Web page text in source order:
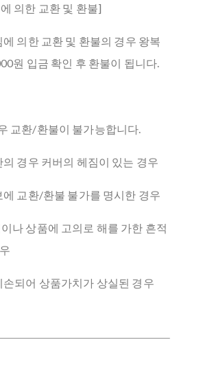
의한 교환 및 환불]
에 의한 교환 및 환불의 경우 왕복
원 입금 확인 후 환불이 됩니다.
교환/환불이 불가능합니다.
의 경우 커버의 헤짐이 있는 경우
에 교환/환불 불가를 명시한 경우
나 상품에 고의로 해를 가한 흔적
손되어 상품가치가 상실된 경우